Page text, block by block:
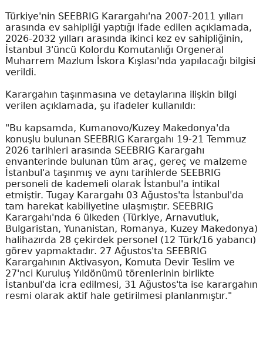
Türkiye'nin SEEBRIG Karargahı'na 2007-2011 yılları
arasında ev sahipliği yaptığı ifade edilen açıklamada,
2026-2032 yılları arasında ikinci kez ev sahipliğinin,
İstanbul 3'üncü Kolordu Komutanlığı Orgeneral
Muharrem Mazlum İskora Kışlası'nda yapılacağı bilgisi
verildi.
Karargahın taşınmasına ve detaylarına ilişkin bilgi
verilen açıklamada, şu ifadeler kullanıldı:
"Bu kapsamda, Kumanovo/Kuzey Makedonya'da
konuşlu bulunan SEEBRIG Karargahı 19-21 Temmuz
2026 tarihleri arasında SEEBRIG Karargahı
envanterinde bulunan tüm araç, gereç ve malzeme
İstanbul'a taşınmış ve aynı tarihlerde SEEBRIG
personeli de kademeli olarak İstanbul'a intikal
etmiştir. Tugay Karargahı 03 Ağustos'ta İstanbul'da
tam harekat kabiliyetine ulaşmıştır. SEEBRIG
Karargahı'nda 6 ülkeden (Türkiye, Arnavutluk,
Bulgaristan, Yunanistan, Romanya, Kuzey Makedonya)
halihazırda 28 çekirdek personel (12 Türk/16 yabancı)
görev yapmaktadır. 27 Ağustos'ta SEEBRIG
Karargahının Aktivasyon, Komuta Devir Teslim ve
27'nci Kuruluş Yıldönümü törenlerinin birlikte
İstanbul'da icra edilmesi, 31 Ağustos'ta ise karargahın
resmi olarak aktif hale getirilmesi planlanmıştır."